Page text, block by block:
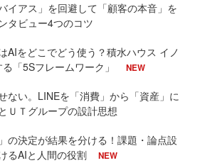
イアス」を回避して「顧客の本音」を
タビュー4つのコツ
AIをどこでどう使う？積水ハウス イノ
「5Sフレームワーク」
NEW
ない。LINEを「消費」から「資産」に
ＵＴグループの設計思想
の決定が結果を分ける！課題・論点設
るAIと人間の役割
NEW